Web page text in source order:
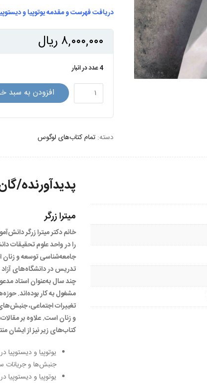
دریافتفهرست و مقدمه یوتوپیا و
۸,۰۰۰,۰۰۰ ریال
4 عدد در انبار
یوتوپیا
و
ایران
افزودن به سبد
دسته: تمام کتاب‌های لوگوس
پدیدآورنده/
میترا زرگر
خانم دکتر میترا زرگر
را در واحد علوم تحقیقات
جامعه‌شناسی توسعه و زنان
تدریس در دانشگاه‌های
چند سال به‌عنوان استاد مدعو
مشغول به کار بوده‌اند.
تغییرات اجتماعی،
و زنان است. علاوه بر
کتاب‌های زیر نیز از ایشان
جنبش‌ها و جریانات سیاسی -